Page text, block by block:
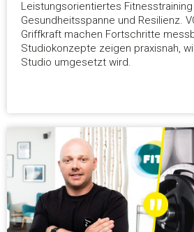
Leistungsorientiertes
Gesundheitsspanne und Resilienz.
Griffkraft machen Fortschritte
Studiokonzepte zeigen praxisnah,
Studio umgesetzt wird.